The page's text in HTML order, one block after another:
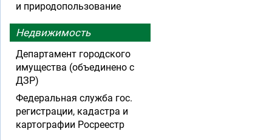
и природопользование
Недвижимость
Департамент городского
имущества (объединено с
ДЗР)
Федеральная служба гос.
регистрации, кадастра и
картографии Росреестр